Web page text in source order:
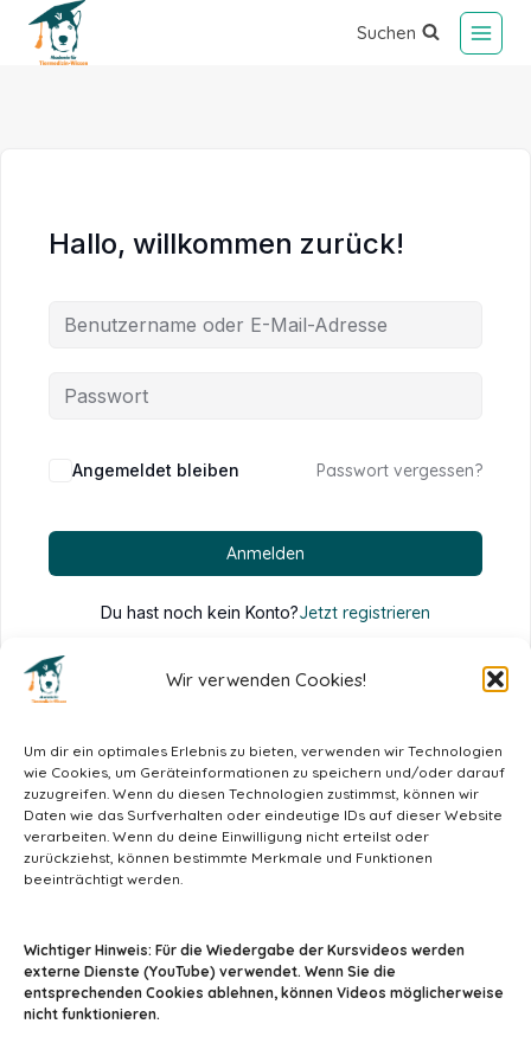
Wir verwenden Cookies!
Um dir ein optimales Erlebnis zu bieten, verwenden wir Technologien
wie Cookies, um Geräteinformationen zu speichern und/oder darauf
zuzugreifen. Wenn du diesen Technologien zustimmst, können wir
Daten wie das Surfverhalten oder eindeutige IDs auf dieser Website
verarbeiten. Wenn du deine Einwilligung nicht erteilst oder
zurückziehst, können bestimmte Merkmale und Funktionen
beeinträchtigt werden.
Wichtiger Hinweis: Für die Wiedergabe der Kursvideos werden
externe Dienste (YouTube) verwendet. Wenn Sie die
entsprechenden Cookies ablehnen, können Videos möglicherweise
nicht funktionieren.
Suchen
Hallo, willkommen zurück!
Alternative:
Angemeldet bleiben Passwort vergessen?
Anmelden
Du hast noch kein Konto?Jetzt registrieren
info@tiermedizin-wissen.de